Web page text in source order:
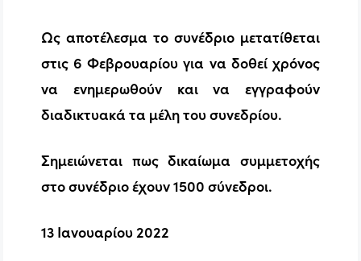
Ως αποτέλεσμα το συνέδριο μετατίθεται
στις 6 Φεβρουαρίου για να δοθεί χρόνος
να ενημερωθούν και να εγγραφούν
διαδικτυακά τα μέλη του συνεδρίου.
Σημειώνεται πως δικαίωμα συμμετοχής
στο συνέδριο έχουν 1500 σύνεδροι.
13 Ιανουαρίου 2022